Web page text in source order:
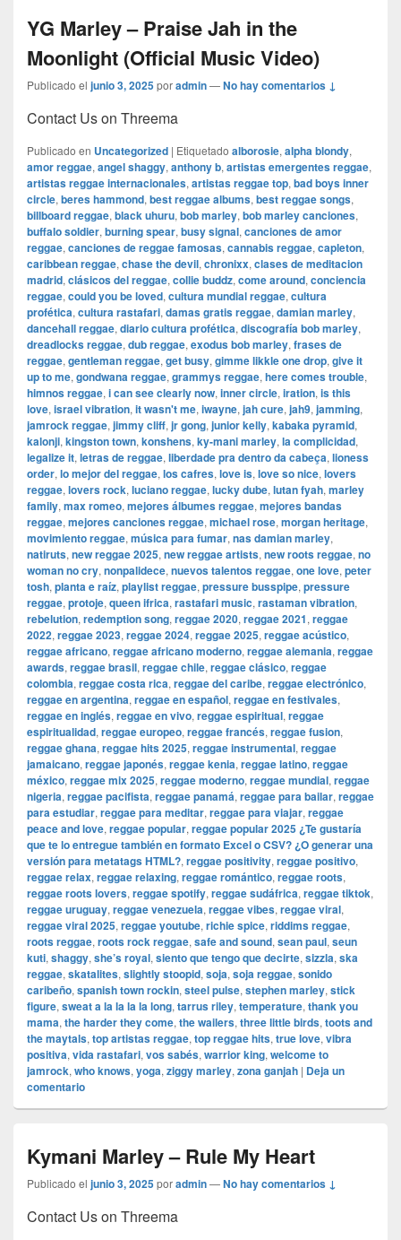
YG Marley – Praise Jah in the
Moonlight (Official Music Video)
Publicado el junio 3, 2025poradmin—No hay comentarios ↓
Contact Us on Threema
Publicado en Uncategorized | Etiquetado alborosie, alpha blondy,
amor reggae, angel shaggy, anthony b, artistas emergentes reggae,
artistas reggae internacionales, artistas reggae top, bad boys inner
circle, beres hammond, best reggae albums, best reggae songs,
billboard reggae, black uhuru, bob marley, bob marley canciones,
buffalo soldier, burning spear, busy signal, canciones de amor
reggae, canciones de reggae famosas, cannabis reggae, capleton,
caribbean reggae, chase the devil, chronixx, clases de meditacion
madrid, clásicos del reggae, collie buddz, come around, conciencia
reggae, could you be loved, cultura mundial reggae, cultura
profética, cultura rastafari, damas gratis reggae, damian marley,
dancehall reggae, diario cultura profética, discografía bob marley,
dreadlocks reggae, dub reggae, exodus bob marley, frases de
reggae, gentleman reggae, get busy, gimme likkle one drop, give it
up to me, gondwana reggae, grammys reggae, here comes trouble,
himnos reggae, i can see clearly now, inner circle, iration, is this
love, israel vibration, it wasn't me, iwayne, jah cure, jah9, jamming,
jamrock reggae, jimmy cliff, jr gong, junior kelly, kabaka pyramid,
kalonji, kingston town, konshens, ky-mani marley, la complicidad,
legalize it, letras de reggae, liberdade pra dentro da cabeça, lioness
order, lo mejor del reggae, los cafres, love is, love so nice, lovers
reggae, lovers rock, luciano reggae, lucky dube, lutan fyah, marley
family, max romeo, mejores álbumes reggae, mejores bandas
reggae, mejores canciones reggae, michael rose, morgan heritage,
movimiento reggae, música para fumar, nas damian marley,
natiruts, new reggae 2025, new reggae artists, new roots reggae, no
woman no cry, nonpalidece, nuevos talentos reggae, one love, peter
tosh, planta e raíz, playlist reggae, pressure busspipe, pressure
reggae, protoje, queen ifrica, rastafari music, rastaman vibration,
rebelution, redemption song, reggae 2020, reggae 2021, reggae
2022, reggae 2023, reggae 2024, reggae 2025, reggae acústico,
reggae africano, reggae africano moderno, reggae alemania, reggae
awards, reggae brasil, reggae chile, reggae clásico, reggae
colombia, reggae costa rica, reggae del caribe, reggae electrónico,
reggae en argentina, reggae en español, reggae en festivales,
reggae en inglés, reggae en vivo, reggae espiritual, reggae
espiritualidad, reggae europeo, reggae francés, reggae fusion,
reggae ghana, reggae hits 2025, reggae instrumental, reggae
jamaicano, reggae japonés, reggae kenia, reggae latino, reggae
méxico, reggae mix 2025, reggae moderno, reggae mundial, reggae
nigeria, reggae pacifista, reggae panamá, reggae para bailar, reggae
para estudiar, reggae para meditar, reggae para viajar, reggae
peace and love, reggae popular, reggae popular 2025 ¿Te gustaría
que te lo entregue también en formato Excel o CSV? ¿O generar una
versión para metatags HTML?, reggae positivity, reggae positivo,
reggae relax, reggae relaxing, reggae romántico, reggae roots,
reggae roots lovers, reggae spotify, reggae sudáfrica, reggae tiktok,
reggae uruguay, reggae venezuela, reggae vibes, reggae viral,
reggae viral 2025, reggae youtube, richie spice, riddims reggae,
roots reggae, roots rock reggae, safe and sound, sean paul, seun
kuti, shaggy, she’s royal, siento que tengo que decirte, sizzla, ska
reggae, skatalites, slightly stoopid, soja, soja reggae, sonido
caribeño, spanish town rockin, steel pulse, stephen marley, stick
figure, sweat a la la la la long, tarrus riley, temperature, thank you
mama, the harder they come, the wailers, three little birds, toots and
the maytals, top artistas reggae, top reggae hits, true love, vibra
positiva, vida rastafari, vos sabés, warrior king, welcome to
jamrock, who knows, yoga, ziggy marley, zona ganjah | Deja un
comentario
Kymani Marley – Rule My Heart
Publicado el junio 3, 2025poradmin—No hay comentarios ↓
Contact Us on Threema